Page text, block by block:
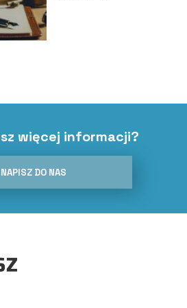
więcej informacji?
NAPISZ DO NAS